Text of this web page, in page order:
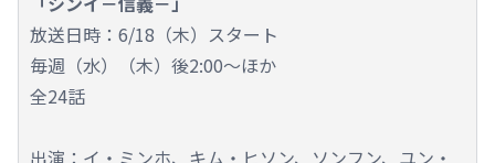
放送日時：6/18（木）スタート
毎週（水）（木）後2:00～ほか
全24話
出演：イ・ミンホ、キム・ヒソン、ソンフン、ユン・